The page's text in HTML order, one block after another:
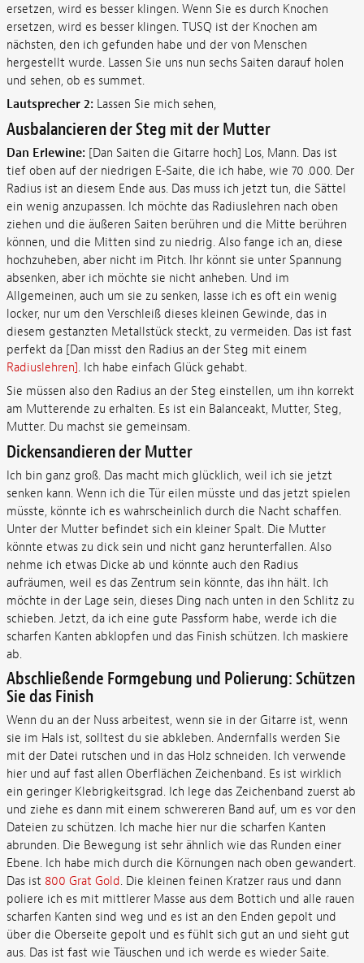
ersetzen, wird es besser klingen. Wenn Sie es durch Knochen
ersetzen, wird es besser klingen. TUSQ ist der Knochen am
nächsten, den ich gefunden habe und der von Menschen
hergestellt wurde. Lassen Sie uns nun sechs Saiten darauf holen
und sehen, ob es summet.
Lautsprecher 2: Lassen Sie mich sehen,
Ausbalancieren der Steg mit der Mutter
Dan Erlewine: [Dan Saiten die Gitarre hoch] Los, Mann. Das ist
tief oben auf der niedrigen E-Saite, die ich habe, wie 70 .000. Der
Radius ist an diesem Ende aus. Das muss ich jetzt tun, die Sättel
ein wenig anzupassen. Ich möchte das Radiuslehren nach oben
ziehen und die äußeren Saiten berühren und die Mitte berühren
können, und die Mitten sind zu niedrig. Also fange ich an, diese
hochzuheben, aber nicht im Pitch. Ihr könnt sie unter Spannung
absenken, aber ich möchte sie nicht anheben. Und im
Allgemeinen, auch um sie zu senken, lasse ich es oft ein wenig
locker, nur um den Verschleiß dieses kleinen Gewinde, das in
diesem gestanzten Metallstück steckt, zu vermeiden. Das ist fast
perfekt da [Dan misst den Radius an der Steg mit einem
Radiuslehren]. Ich habe einfach Glück gehabt.
Sie müssen also den Radius an der Steg einstellen, um ihn korrekt
am Mutterende zu erhalten. Es ist ein Balanceakt, Mutter, Steg,
Mutter. Du machst sie gemeinsam.
Dickensandieren der Mutter
Ich bin ganz groß. Das macht mich glücklich, weil ich sie jetzt
senken kann. Wenn ich die Tür eilen müsste und das jetzt spielen
müsste, könnte ich es wahrscheinlich durch die Nacht schaffen.
Unter der Mutter befindet sich ein kleiner Spalt. Die Mutter
könnte etwas zu dick sein und nicht ganz herunterfallen. Also
nehme ich etwas Dicke ab und könnte auch den Radius
aufräumen, weil es das Zentrum sein könnte, das ihn hält. Ich
möchte in der Lage sein, dieses Ding nach unten in den Schlitz zu
schieben. Jetzt, da ich eine gute Passform habe, werde ich die
scharfen Kanten abklopfen und das Finish schützen. Ich maskiere
ab.
Abschließende Formgebung und Polierung: Schützen
Sie das Finish
Wenn du an der Nuss arbeitest, wenn sie in der Gitarre ist, wenn
sie im Hals ist, solltest du sie abkleben. Andernfalls werden Sie
mit der Datei rutschen und in das Holz schneiden. Ich verwende
hier und auf fast allen Oberflächen Zeichenband. Es ist wirklich
ein geringer Klebrigkeitsgrad. Ich lege das Zeichenband zuerst ab
und ziehe es dann mit einem schwereren Band auf, um es vor den
Dateien zu schützen. Ich mache hier nur die scharfen Kanten
abrunden. Die Bewegung ist sehr ähnlich wie das Runden einer
Ebene. Ich habe mich durch die Körnungen nach oben gewandert.
Das ist 800 Grat Gold. Die kleinen feinen Kratzer raus und dann
poliere ich es mit mittlerer Masse aus dem Bottich und alle rauen
scharfen Kanten sind weg und es ist an den Enden gepolt und
über die Oberseite gepolt und es fühlt sich gut an und sieht gut
aus. Das ist fast wie Täuschen und ich werde es wieder Saite.